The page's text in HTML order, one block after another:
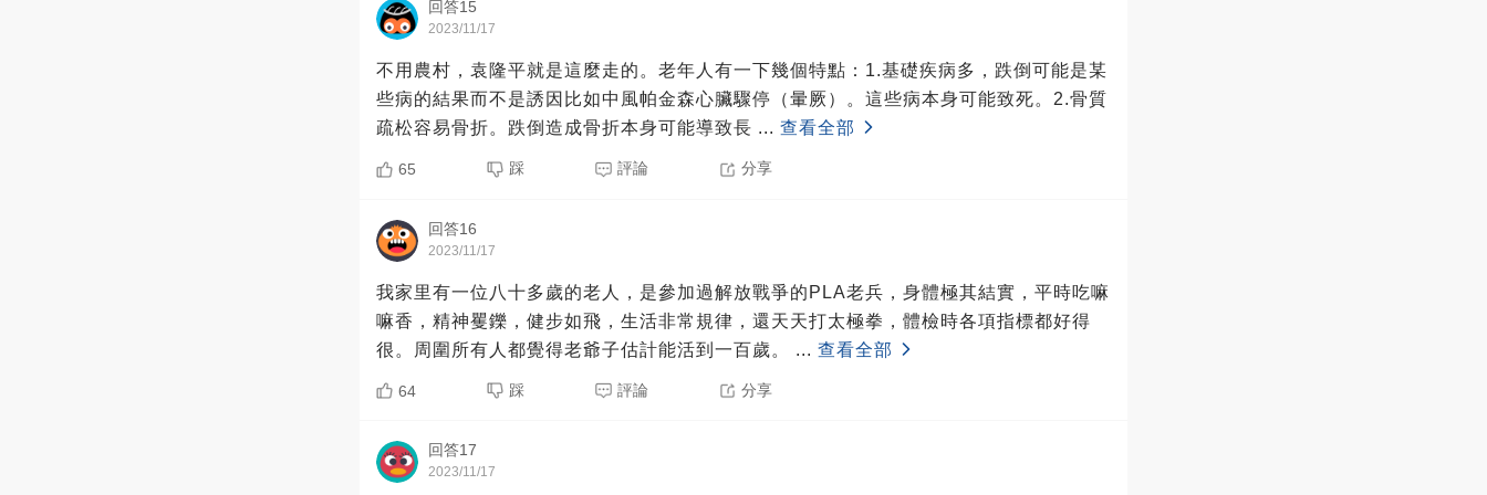
回答15
2023/11/17
不用農村，袁隆平就是這麼走的。老年人有一下幾個特點：1.基礎疾病多，跌倒可能是某
些病的結果而不是誘因比如中風帕金森心臟驟停（暈厥）。這些病本身可能致死。2.骨質
疏松容易骨折。跌倒造成骨折本身可能導致長 ... 查看全部
65 踩 評論 分享
回答16
2023/11/17
我家里有一位八十多歲的老人，是參加過解放戰爭的PLA老兵，身體極其結實，平時吃嘛
嘛香，精神矍鑠，健步如飛，生活非常規律，還天天打太極拳，體檢時各項指標都好得
很。周圍所有人都覺得老爺子估計能活到一百歲。 ... 查看全部
64 踩 評論 分享
回答17
2023/11/17